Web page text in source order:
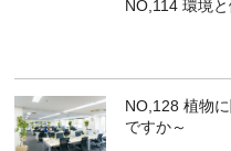
NO,114 環境
NO,128 植物
ですか～